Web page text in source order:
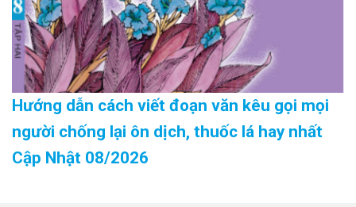
Hướng dẫn cách viết đoạn văn kêu gọi mọi
người chống lại ôn dịch, thuốc lá hay nhất
Cập Nhật 08/2026